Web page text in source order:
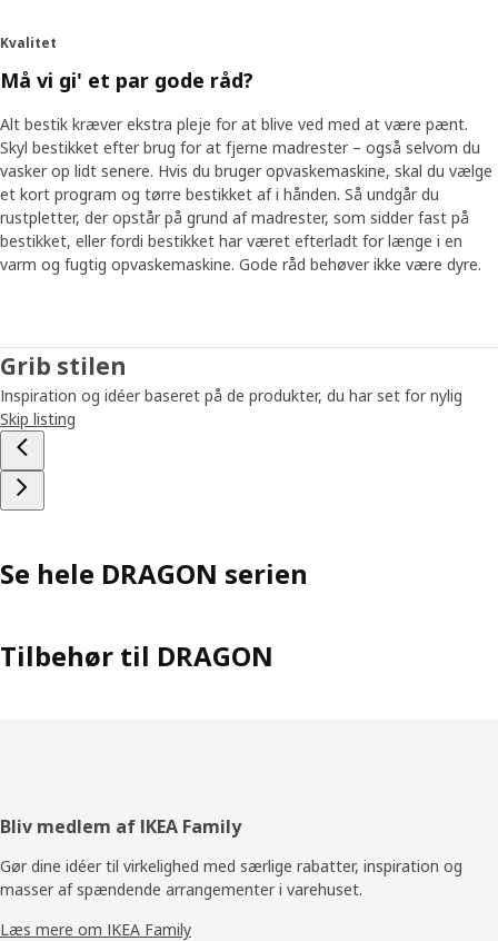
Kvalitet
Må vi gi' et par gode råd?
Alt bestik kræver ekstra pleje for at blive ved med at være pænt.
Skyl bestikket efter brug for at fjerne madrester – også selvom du
vasker op lidt senere. Hvis du bruger opvaskemaskine, skal du vælge
et kort program og tørre bestikket af i hånden. Så undgår du
rustpletter, der opstår på grund af madrester, som sidder fast på
bestikket, eller fordi bestikket har været efterladt for længe i en
varm og fugtig opvaskemaskine. Gode råd behøver ikke være dyre.
Grib stilen
Inspiration og idéer baseret på de produkter, du har set for nylig
Skip listing
Se hele DRAGON serien
Tilbehør til DRAGON
Footer
Bliv medlem af IKEA Family
Gør dine idéer til virkelighed med særlige rabatter, inspiration og
masser af spændende arrangementer i varehuset.
Læs mere om IKEA Family